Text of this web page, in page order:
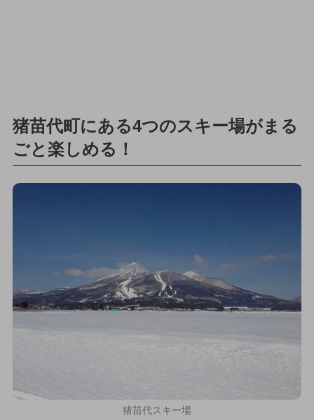
猪苗代町にある4つのスキー場がまる
ごと楽しめる！
猪苗代スキー場